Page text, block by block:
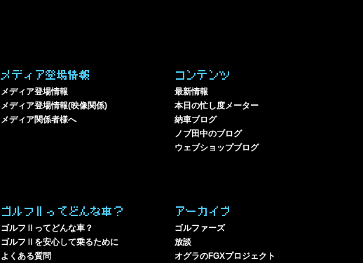
メディア登場情報
メディア登場情報
メディア登場情報(映像関係)
メディア関係者様へ
コンテンツ
最新情報
本日の忙し度メーター
納車ブログ
ノブ田中のブログ
ウェブショップブログ
ゴルフⅡってどんな車？
ゴルフⅡってどんな車？
ゴルフⅡを安心して乗るために
よくある質問
アーカイブ
ゴルファーズ
放談
オグラのFGXプロジェクト